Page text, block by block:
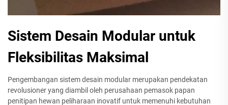
Sistem Desain Modular untuk
Fleksibilitas Maksimal
Pengembangan sistem desain modular merupakan pendekatan
revolusioner yang diambil oleh perusahaan pemasok papan
penitipan hewan peliharaan inovatif untuk memenuhi kebutuhan